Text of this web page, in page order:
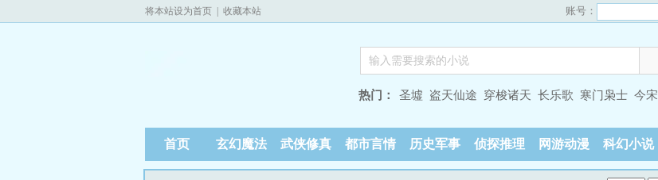
将本站设为首页 收藏本站 账号：
热门： 圣墟 盗天仙途 穿梭诸天 长乐歌 寒门枭士 今宋
首页 玄幻魔法 武侠修真 都市言情 历史军事 侦探推理 网游动漫 科幻小说